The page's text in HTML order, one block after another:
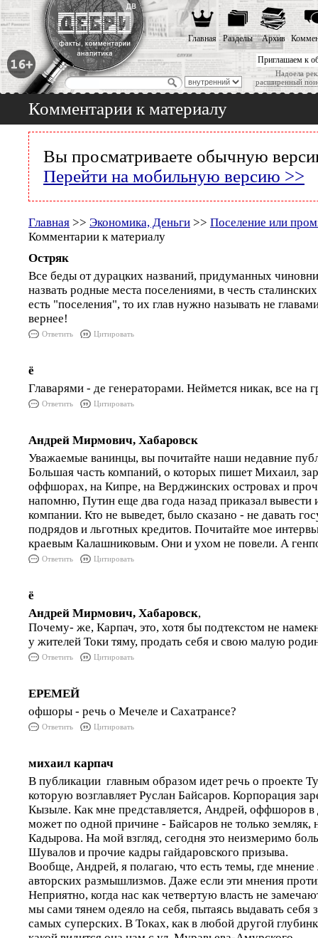
Приглашаем к
Надоела
расширенный
Главная Разделы Архив
Комментарии к материалу
Вы просматриваете обычную
Перейти на мобильную версию >>
Главная >> Экономика, Деньги >> Поселение или
Комментарии к материалу
Остряк
Все беды от дурацких названий, придуманных
назвать родные места поселениями, в честь
есть "поселения", то их глав нужно называть не
вернее!
Ответить Цитировать
ё
Главарями - де генераторами. Неймется никак, все на
Ответить Цитировать
Андрей Мирмович, Хабаровск
Уважаемые ванинцы, вы почитайте наши недавние
Большая часть компаний, о которых пишет Михаил,
оффшорах, на Кипре, на Верджинских островах и
напомню, Путин еще два года назад приказал
компании. Кто не выведет, было сказано - не давать
подрядов и льготных кредитов. Почитайте мое
краевым Калашниковым. Они и ухом не повели. А
Ответить Цитировать
ё
Андрей Мирмович, Хабаровск,
Почему- же, Карпач, это, хотя бы подтекстом не
у жителей Токи тяму, продать себя и свою малую
Ответить Цитировать
ЕРЕМЕЙ
офшоры - речь о Мечеле и Сахатрансе?
Ответить Цитировать
михаил карпач
В публикации главным образом идет речь о проекте
которую возглавляет Руслан Байсаров. Корпорация
Кызыле. Как мне представляется, Андрей, оффшоров в
может по одной причине - Байсаров не только земляк,
Кадырова. На мой взгляд, сегодня это неизмеримо
Шувалов и прочие кадры гайдаровского призыва.
Вообще, Андрей, я полагаю, что есть темы, где
авторских размышлизмов. Даже если эти мнения
Неприятно, когда нас как четвертую власть не
мы сами тянем одеяло на себя, пытаясь выдавать
самых суперских. В Токах, как в любой другой